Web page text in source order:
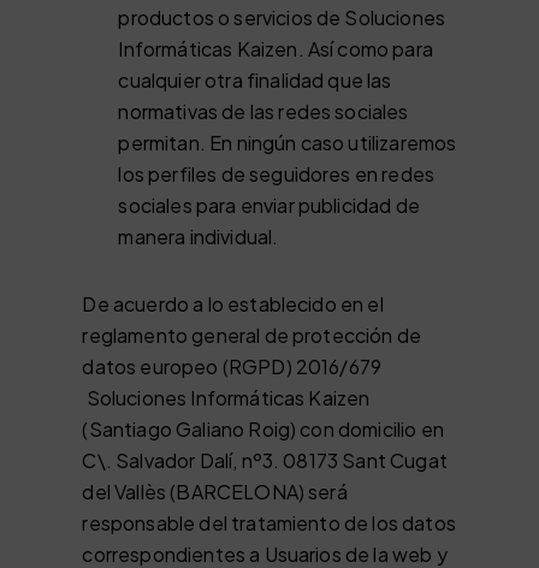
productos o servicios de Soluciones
Informáticas Kaizen. Así como para
cualquier otra finalidad que las
normativas de las redes sociales
permitan. En ningún caso utilizaremos
los perfiles de seguidores en redes
sociales para enviar publicidad de
manera individual.
De acuerdo a lo establecido en el
reglamento general de protección de
datos europeo (RGPD) 2016/679
Soluciones Informáticas Kaizen
(Santiago Galiano Roig) con domicilio en
C\. Salvador Dalí, nº3. 08173 Sant Cugat
del Vallès (BARCELONA) será
responsable del tratamiento de los datos
correspondientes a Usuarios de la web y